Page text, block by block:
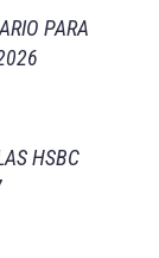
PARA
HSBC